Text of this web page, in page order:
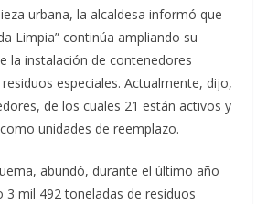
urbana, la alcaldesa informó que
Limpia” continúa ampliando su
la instalación de contenedores
especiales. Actualmente, dijo,
de los cuales 21 están activos y
unidades de reemplazo.
abundó, durante el último año
3 mil 492 toneladas de residuos